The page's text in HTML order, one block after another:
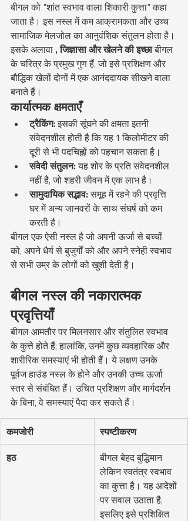
बीगल को "शांत स्वभाव वाला शिकारी कुत्ता" कहा
जाता है। इस नस्ल में कम आक्रामकता और उच्च
सामाजिक मेलजोल का आनुवंशिक संतुलन होता है।
इसके अलावा , जिज्ञासा और खेलने की इच्छा बीगल
के चरित्र के प्रमुख गुण हैं, जो इसे प्रशिक्षण और
बौद्धिक खेलों दोनों में एक आनंददायक सीखने वाला
बनाते हैं।
कार्यात्मक क्षमताएँ
ट्रैकिंग: इसकी सूंघने की क्षमता इतनी
संवेदनशील होती है कि यह 1 किलोमीटर की
दूरी से भी पदचिह्नों को पहचान सकता है।
संवेदी संतुलन: यह शोर के प्रति संवेदनशील
नहीं है, जो शहरी जीवन में एक लाभ है।
सामुदायिक सद्भाव: समूह में रहने की प्रवृत्ति
घर में अन्य जानवरों के साथ संघर्ष को कम
करती है।
बीगल एक ऐसी नस्ल है जो अपनी ऊर्जा से बच्चों
को, अपने धैर्य से बुजुर्गों को और अपने स्नेही स्वभाव
से सभी उम्र के लोगों को खुशी देती है।
बीगल नस्ल की नकारात्मक
प्रवृत्तियाँ
बीगल आमतौर पर मिलनसार और संतुलित स्वभाव
के कुत्ते होते हैं; हालांकि, उनमें कुछ व्यवहारिक और
शारीरिक समस्याएं भी होती हैं। ये लक्षण उनके
पूर्वज हाउंड नस्ल के होने और उनकी उच्च ऊर्जा
स्तर से संबंधित हैं। उचित प्रशिक्षण और मार्गदर्शन
के बिना, वे समस्याएं पैदा कर सकते हैं।
कमजोरी स्पष्टीकरण
हठ
बीगल बेहद बुद्धिमान
लेकिन स्वतंत्र स्वभाव
का कुत्ता है। यह आदेशों
पर सवाल उठाता है,
इसलिए इसे प्रशिक्षित